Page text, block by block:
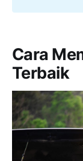
Cara
Terbaik